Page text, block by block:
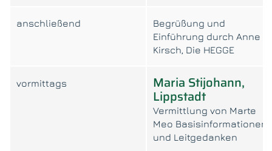
anschließend
Begrüßung und
Einführung durch Anne
Kirsch, Die HEGGE
vormittags Maria Stijohann,
Lippstadt
Vermittlung von Marte
Meo Basisinformationen
und Leitgedanken